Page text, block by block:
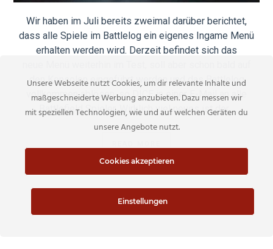
Wir haben im Juli bereits zweimal darüber berichtet,
dass alle Spiele im Battlelog ein eigenes Ingame Menü
erhalten werden wird. Derzeit befindet sich das
den Konsolen eingeführt werden und das Battlelog
vollkommen ablösen, so DICE in einer E-Mail an alle
Battlefield Spieler. Wirklich viel neues ist der…
Unsere Webseite nutzt Cookies, um dir relevante Inhalte und
maßgeschneiderte Werbung anzubieten. Dazu messen wir
mit speziellen Technologien, wie und auf welchen Geräten du
unsere Angebote nutzt.
Cookies akzeptieren
Einstellungen